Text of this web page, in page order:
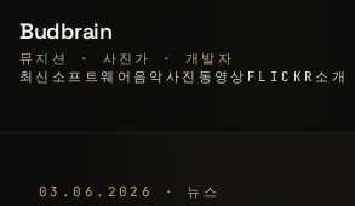
Budbrain
뮤지션 · 사진가 · 개발자
최신 소프트웨어 음악 사진 동영상 FLICKR 소개
03.06.2026 · 뉴스